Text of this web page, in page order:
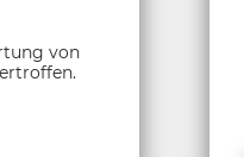
von